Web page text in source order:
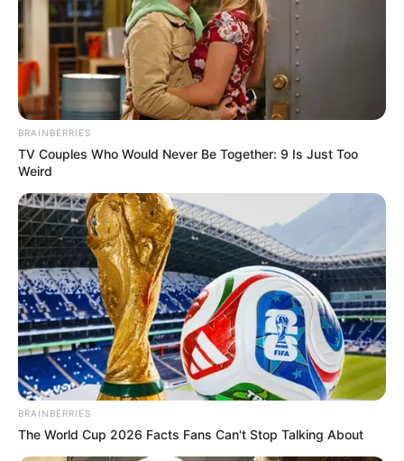
BRAINBERRIES
TV Couples Who Would Never Be Together: 9 Is Just Too
Weird
BRAINBERRIES
The World Cup 2026 Facts Fans Can't Stop Talking About